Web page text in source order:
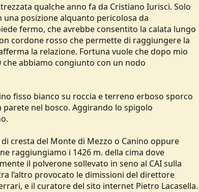
qualche anno fa da Cristiano Iurisci. Solo
una posizione alquanto pericolosa da
fermo, che avrebbe consentito la calata lungo
cordone rosso che permette di raggiungere la
la relazione. Fortuna vuole che dopo mio
abbiamo congiunto con un nodo
fisso bianco su roccia e terreno erboso sporco
parete nel bosco. Aggirando lo spigolo
cresta del Monte di Mezzo o Canino oppure
raggiungiamo i 1426 m. della cima dove
il polverone sollevato in seno al CAI sulla
l’altro provocato le dimissioni del direttore
e il curatore del sito internet Pietro Lacasella.